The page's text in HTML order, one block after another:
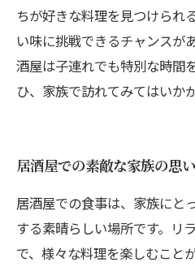
ちが好きな料理を見つけられ
い味に挑戦できるチャンスが
酒屋は子連れでも特別な時間
ひ、家族で訪れてみてはいか
居酒屋での素敵な家族の思
居酒屋での食事は、家族にと
する素晴らしい場所です。リ
で、様々な料理を楽しむこと